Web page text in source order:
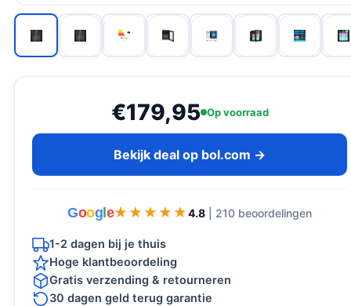
€179,95 Op voorraad
Bekijk deal op bol.com →
Goog e★★★★★
★★★★★ 4.8 | 210 beoordelingen
1-2 dagen bij je thuis
Hoge klantbeoordeling
Gratis verzending & retourneren
30 dagen geld terug garantie